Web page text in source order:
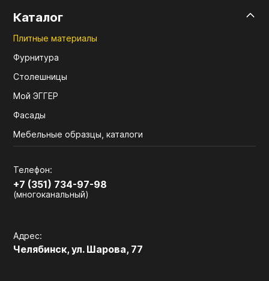
Каталог
Плитные материалы
Фурнитура
Столешницы
Мой ЭГГЕР
Фасады
Мебельные образцы, каталоги
Телефон:
+7 (351) 734-97-98
(многоканальный)
Адрес:
Челябинск, ул. Шарова, 77